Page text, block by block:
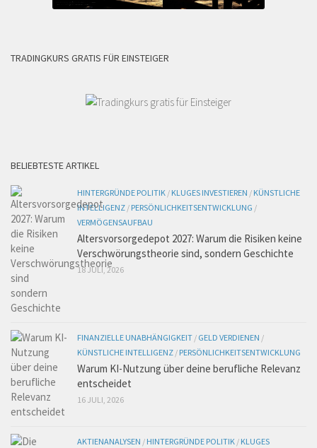
TRADINGKURS GRATIS FÜR EINSTEIGER
BELIEBTESTE ARTIKEL
HINTERGRÜNDE POLITIK / KLUGES INVESTIEREN / KÜNSTLICHE
INTELLIGENZ / PERSÖNLICHKEITSENTWICKLUNG /
VERMÖGENSAUFBAU
Altersvorsorgedepot 2027: Warum die Risiken keine
Verschwörungstheorie sind, sondern Geschichte
18 JULI, 2026
FINANZIELLE UNABHÄNGIGKEIT / GELD VERDIENEN /
KÜNSTLICHE INTELLIGENZ / PERSÖNLICHKEITSENTWICKLUNG
Warum KI-Nutzung über deine berufliche Relevanz
entscheidet
16 JULI, 2026
AKTIENANALYSEN / HINTERGRÜNDE POLITIK / KLUGES